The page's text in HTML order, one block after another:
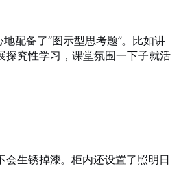
配备了“图示型思考题”。比如讲
探究性学习，课堂氛围一下子就活
会生锈掉漆。柜内还设置了照明日